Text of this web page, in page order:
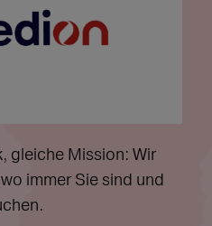
gleiche Mission: Wir
immer Sie sind und